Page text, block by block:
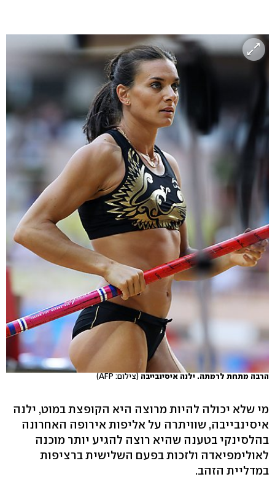
הרבה מתחת לרמתה. ילנה איסינבייבה(צילום: AFP)
מי שלא יכולה להיות מרוצה היא הקופצת במוט, ילנה
איסינבייבה, שוויתרה על אליפות אירופה האחרונה
בהלסינקי בטענה שהיא רוצה להגיע יותר מוכנה
לאולימפיאדה ולזכות בפעם השלישית ברציפות
במדליית הזהב.